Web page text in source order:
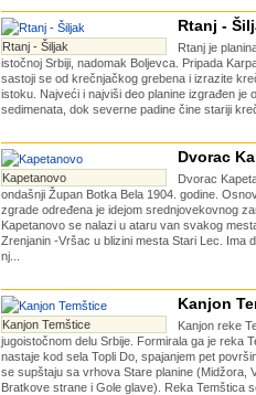
Rtanj - Šiljak
Rtanj -
Rtanj je
istočnoj Srbiji, nadomak Boljevca. Pripada
sastoji se od krečnjačkog grebena i izrazite
istoku. Najveći i najviši deo planine izgrađen je
sedimenata, dok severne padine čine stariji
Kapetanovo
Dvorac
Dvorac
ondašnji Župan Botka Bela 1904. godine.
zgrade određena je idejom srednjovekovnog
Kapetanovo se nalazi u ataru van svakog
Zrenjanin -Vršac u blizini mesta Stari Lec. Ima
nj...
Kanjon Temštice
Kanjon
Kanjon reke
jugoistočnom delu Srbije. Formirala ga je reka
nastaje kod sela Topli Do, spajanjem pet
se supštaju sa vrhova Stare planine (Midžora,
Bratkove strane i Gole glave). Reka Temštica